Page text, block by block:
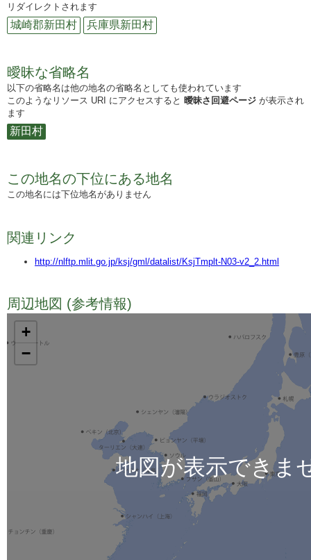
リダイレクトされます
城崎郡新田村 兵庫県新田村
曖昧な省略名
以下の省略名は他の地名の省略名としても使われています
このようなリソース URI にアクセスすると 曖昧さ回避ページ が表示され
ます
新田村
この地名の下位にある地名
この地名には下位地名がありません
関連リンク
http://nlftp.mlit.go.jp/ksj/gml/datalist/KsjTmplt-N03-v2_2.html
周辺地図 (参考情報)
+
−
地図が表示できま